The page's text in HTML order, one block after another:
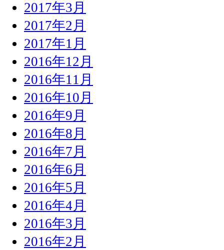
2017年3月
2017年2月
2017年1月
2016年12月
2016年11月
2016年10月
2016年9月
2016年8月
2016年7月
2016年6月
2016年5月
2016年4月
2016年3月
2016年2月